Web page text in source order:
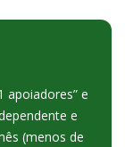
apoiadores” e
e
(menos de